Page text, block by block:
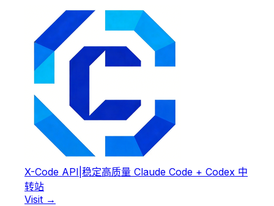
X-Code API 稳定高质量 Claude Code + Codex 中
转站
Visit →